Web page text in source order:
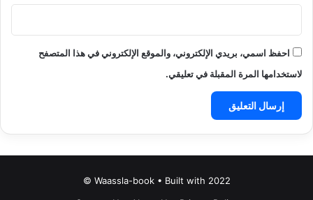
احفظ اسمي، بريدي الإلكتروني، والموقع الإلكتروني في هذا المتصفح
لاستخدامها المرة المقبلة في تعليقي.
Waassla-book • Built with 2022 ©